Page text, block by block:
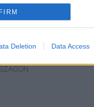
and fraud prevention,
Deletion Data Access
ŐRÜLT FILM: JÖN